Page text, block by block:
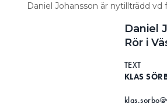
Daniel Johansson är nytillträdd
Daniel
Rör i
TEXT
KLAS